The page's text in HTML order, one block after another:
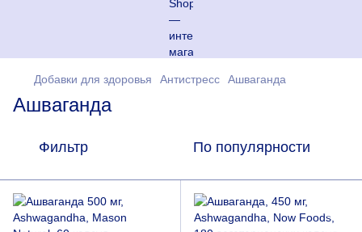
Добавки для здоровья Антистресс Ашваганда
Ашваганда
Фильтр По популярности